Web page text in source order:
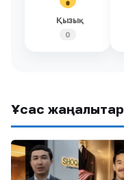
Қызық
0
Ұқсас жаңалықтар